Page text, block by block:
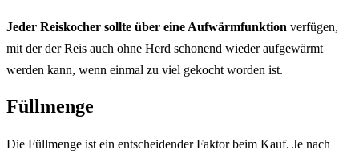
Jeder Reiskocher sollte über eine Aufwärmfunktion verfügen,
mit der der Reis auch ohne Herd schonend wieder aufgewärmt
werden kann, wenn einmal zu viel gekocht worden ist.
Füllmenge
Die Füllmenge ist ein entscheidender Faktor beim Kauf. Je nach